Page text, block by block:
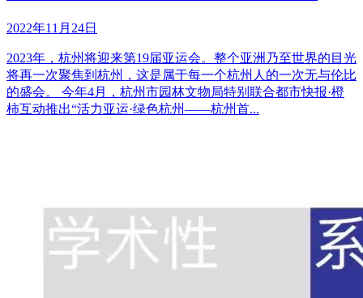
2022年11月24日
2023年，杭州将迎来第19届亚运会。整个亚洲乃至世界的目光
将再一次聚焦到杭州，这是属于每一个杭州人的一次无与伦比
的盛会。 今年4月，杭州市园林文物局特别联合都市快报·橙
柿互动推出“活力亚运·绿色杭州——杭州首...